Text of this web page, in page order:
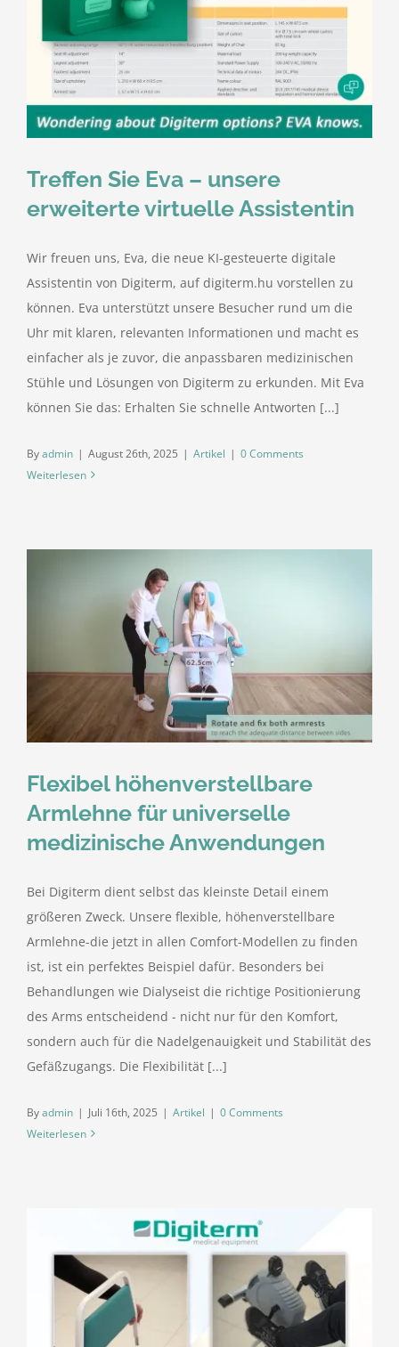
Treffen Sie Eva – unsere
erweiterte virtuelle Assistentin
Wir freuen uns, Eva, die neue KI-gesteuerte digitale
Assistentin von Digiterm, auf digiterm.hu vorstellen zu
können. Eva unterstützt unsere Besucher rund um die
Uhr mit klaren, relevanten Informationen und macht es
einfacher als je zuvor, die anpassbaren medizinischen
Stühle und Lösungen von Digiterm zu erkunden. Mit Eva
können Sie das: Erhalten Sie schnelle Antworten [...]
Byadmin | August 26th, 2025 | Artikel | 0 Comments
Weiterlesen
Flexibel höhenverstellbare
Armlehne für universelle
medizinische Anwendungen
Bei Digiterm dient selbst das kleinste Detail einem
größeren Zweck. Unsere flexible, höhenverstellbare
Armlehne-die jetzt in allen Comfort-Modellen zu finden
ist, ist ein perfektes Beispiel dafür. Besonders bei
Behandlungen wie Dialyseist die richtige Positionierung
des Arms entscheidend - nicht nur für den Komfort,
sondern auch für die Nadelgenauigkeit und Stabilität des
Gefäßzugangs. Die Flexibilität [...]
Byadmin | Juli 16th, 2025 | Artikel | 0 Comments
Weiterlesen